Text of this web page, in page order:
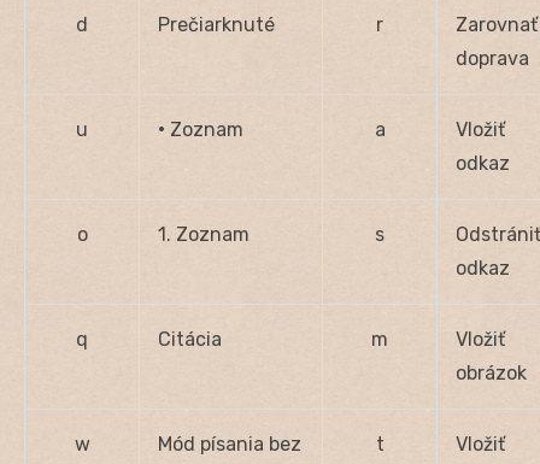
d Prečiarknuté r
Zarovnať
doprava
u • Zoznam a
Vložiť
odkaz
o 1. Zoznam s
Odstrániť
odkaz
q Citácia m
Vložiť
obrázok
w
Mód písania bez
t
Vložiť